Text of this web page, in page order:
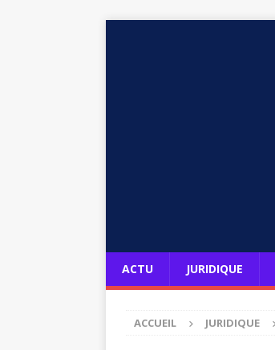
ACTU JURIDIQUE
ACCUEIL JURIDIQUE